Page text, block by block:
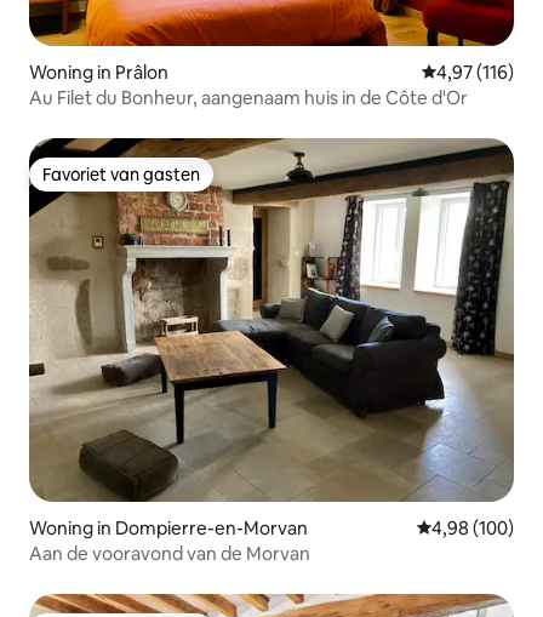
Woning in Prâlon Gemiddelde
4,97 (116)
Au Filet du Bonheur, aangenaam huis in de Côte d'Or
Favoriet van gasten
Favoriet van gasten
Woning in Dompierre-en-Morvan Gemiddelde
4,98 (100)
Aan de vooravond van de Morvan